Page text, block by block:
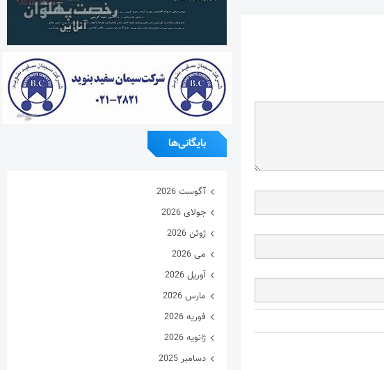
بایگانی‌ها
آگوست 2026
جولای 2026
ژوئن 2026
می 2026
آوریل 2026
مارس 2026
فوریه 2026
ژانویه 2026
دسامبر 2025